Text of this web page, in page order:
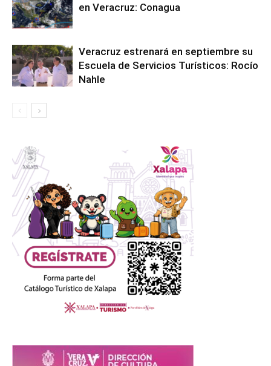
en Veracruz: Conagua
Veracruz estrenará en septiembre su
Escuela de Servicios Turísticos: Rocío
Nahle